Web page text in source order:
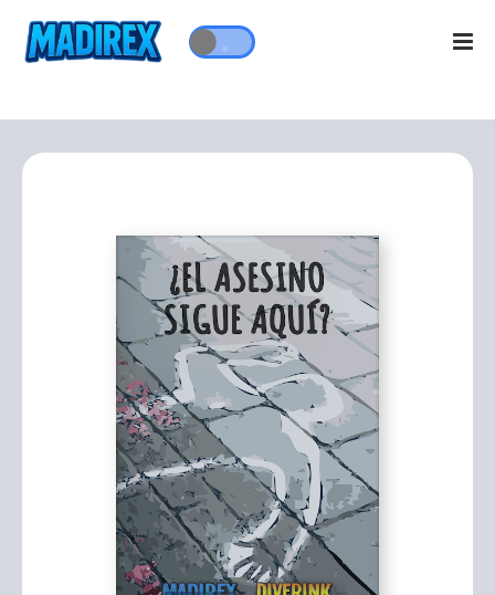
Por Madirex y DiverInk